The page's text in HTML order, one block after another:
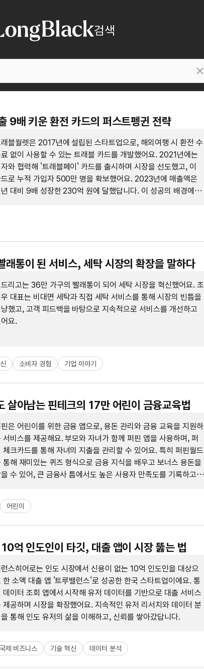
검색
9배 키운 환전 카드의 퍼스트펭귄 전략
블월렛은 2017년에 설립된 스타트업으로, 해외여행 시 환전 수
없이 사용할 수 있는 트래블 카드를 개발했어요. 2021년에는
와 협력해 '트래블페이' 카드를 출시하며 시장을 선도했고, 이
드로 누적 가입자 500만 명을 확보했어요. 2023년에 매출액은
대비 9배 성장한 230억 원에 달했답니다. 이 성공의 배경에는
통이 된 서비스, 세탁 시장의 확장을 말하다
리고는 36만 가구의 빨래통이 되어 세탁 시장을 혁신했어요. 조
대표는 비대면 세탁과 직접 세탁 서비스를 통해 시장의 빈틈을
했고, 고객 피드백을 바탕으로 지속적으로 서비스를 개선하고
요.
소비자 경험 기업 이야기
살아남는 핀테크의 17만 어린이 금융교육법
은 어린이를 위한 금융 앱으로, 용돈 관리와 금융 교육을 지원하
서비스를 제공해요. 부모와 자녀가 함께 퍼핀 앱을 사용하며, 퍼
체크카드를 통해 자녀의 지출을 관리할 수 있어요. 특히 퍼핀월드
통해 재미있는 퀴즈 형식으로 금융 지식을 배우고 보너스 용돈을
수 있어, 큰 금융사 틈에서도 높은 사용자 만족도를 기록하고
어린이
억 인도인이 타깃, 대출 앱이 시장 뚫는 법
스히어로는 인도 시장에서 신용이 없는 10억 인도인을 대상으
한 소액 대출 앱 '트루밸런스'로 성공한 한국 스타트업이에요. 통
데이터 조회 앱에서 시작해 유저 데이터를 기반으로 대출 서비스
제공하며 시장을 확장했어요. 지속적인 유저 리서치와 데이터 분
통해 인도 유저의 삶을 이해하고, 신뢰를 쌓아갔답니다.
국제 비즈니스 기술 혁신 데이터 분석